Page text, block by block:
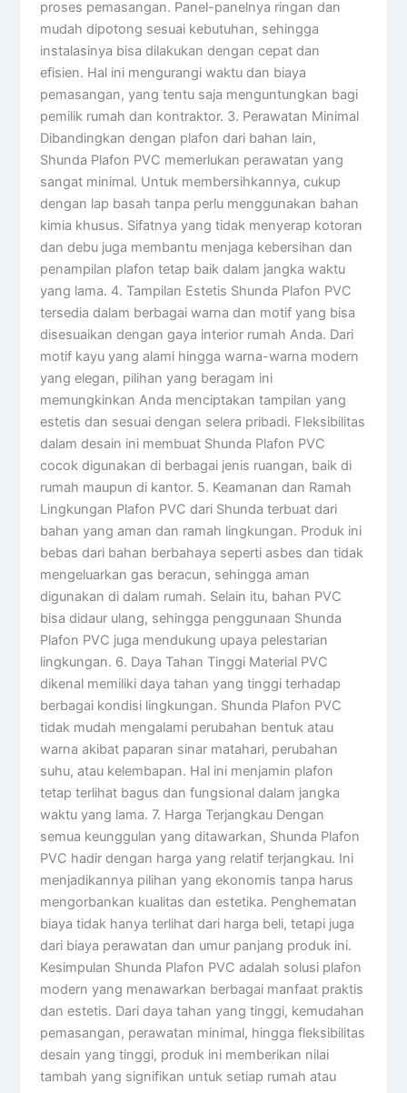
proses pemasangan. Panel-panelnya ringan dan
mudah dipotong sesuai kebutuhan, sehingga
instalasinya bisa dilakukan dengan cepat dan
efisien. Hal ini mengurangi waktu dan biaya
pemasangan, yang tentu saja menguntungkan bagi
pemilik rumah dan kontraktor. 3. Perawatan Minimal
Dibandingkan dengan plafon dari bahan lain,
Shunda Plafon PVC memerlukan perawatan yang
sangat minimal. Untuk membersihkannya, cukup
dengan lap basah tanpa perlu menggunakan bahan
kimia khusus. Sifatnya yang tidak menyerap kotoran
dan debu juga membantu menjaga kebersihan dan
penampilan plafon tetap baik dalam jangka waktu
yang lama. 4. Tampilan Estetis Shunda Plafon PVC
tersedia dalam berbagai warna dan motif yang bisa
disesuaikan dengan gaya interior rumah Anda. Dari
motif kayu yang alami hingga warna-warna modern
yang elegan, pilihan yang beragam ini
memungkinkan Anda menciptakan tampilan yang
estetis dan sesuai dengan selera pribadi. Fleksibilitas
dalam desain ini membuat Shunda Plafon PVC
cocok digunakan di berbagai jenis ruangan, baik di
rumah maupun di kantor. 5. Keamanan dan Ramah
Lingkungan Plafon PVC dari Shunda terbuat dari
bahan yang aman dan ramah lingkungan. Produk ini
bebas dari bahan berbahaya seperti asbes dan tidak
mengeluarkan gas beracun, sehingga aman
digunakan di dalam rumah. Selain itu, bahan PVC
bisa didaur ulang, sehingga penggunaan Shunda
Plafon PVC juga mendukung upaya pelestarian
lingkungan. 6. Daya Tahan Tinggi Material PVC
dikenal memiliki daya tahan yang tinggi terhadap
berbagai kondisi lingkungan. Shunda Plafon PVC
tidak mudah mengalami perubahan bentuk atau
warna akibat paparan sinar matahari, perubahan
suhu, atau kelembapan. Hal ini menjamin plafon
tetap terlihat bagus dan fungsional dalam jangka
waktu yang lama. 7. Harga Terjangkau Dengan
semua keunggulan yang ditawarkan, Shunda Plafon
PVC hadir dengan harga yang relatif terjangkau. Ini
menjadikannya pilihan yang ekonomis tanpa harus
mengorbankan kualitas dan estetika. Penghematan
biaya tidak hanya terlihat dari harga beli, tetapi juga
dari biaya perawatan dan umur panjang produk ini.
Kesimpulan Shunda Plafon PVC adalah solusi plafon
modern yang menawarkan berbagai manfaat praktis
dan estetis. Dari daya tahan yang tinggi, kemudahan
pemasangan, perawatan minimal, hingga fleksibilitas
desain yang tinggi, produk ini memberikan nilai
tambah yang signifikan untuk setiap rumah atau